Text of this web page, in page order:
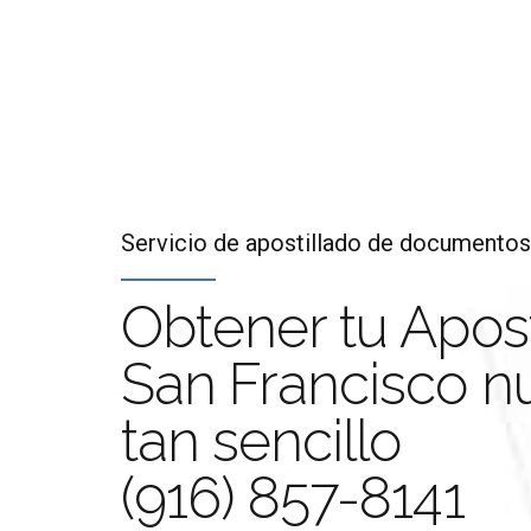
Servicio de apostillado de documentos
Obtener tu
San Francisco
tan sencillo
(916) 857-8141